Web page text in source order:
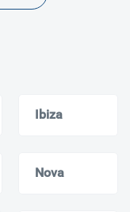
Ibiza
Nova